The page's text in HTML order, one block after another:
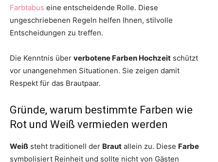
Farbtabus eine entscheidende Rolle. Diese
ungeschriebenen Regeln helfen Ihnen, stilvolle
Entscheidungen zu treffen.
Die Kenntnis über verbotene Farben Hochzeit schützt
vor unangenehmen Situationen. Sie zeigen damit
Respekt für das Brautpaar.
Gründe, warum bestimmte Farben wie
Rot und Weiß vermieden werden
Weiß steht traditionell der Braut allein zu. Diese Farbe
symbolisiert Reinheit und sollte nicht von Gästen